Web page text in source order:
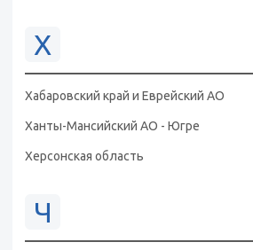
Х
Хабаровский край и Еврейский АО
Ханты-Мансийский АО - Югре
Херсонская область
Ч